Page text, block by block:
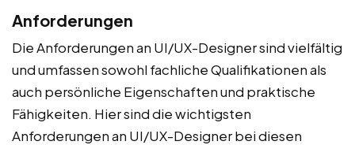
Anforderungen
Die Anforderungen an UI/UX-Designer sind vielfältig
und umfassen sowohl fachliche Qualifikationen als
auch persönliche Eigenschaften und praktische
Fähigkeiten. Hier sind die wichtigsten
Anforderungen an UI/UX-Designer bei diesen